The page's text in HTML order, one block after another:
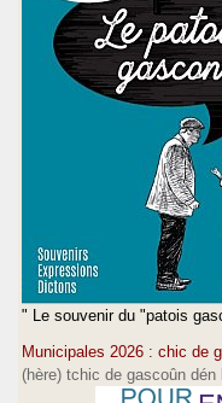
" Le souvenir du "patois
Municipales 2026 : chic de
(hère) tchic de gascoûn